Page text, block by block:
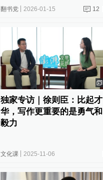
翻书党 2026-01-15 12
独家专访｜徐则臣：比起才
华，写作更重要的是勇气和
毅力
文化课 2025-11-06